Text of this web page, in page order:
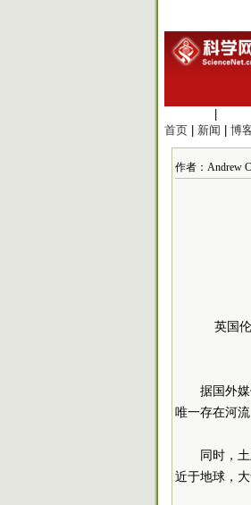
首页
新闻 博
作者：Andrew
英国
据国外
唯一存在河
同时，
近于地球，